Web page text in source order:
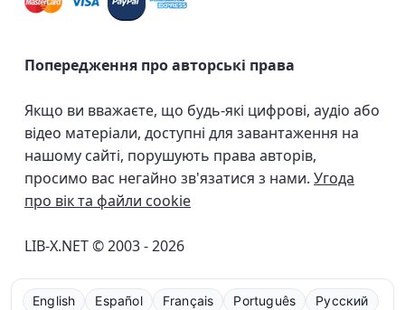
Попередження про авторські права
Якщо ви вважаєте, що будь-які цифрові, аудіо або
відео матеріали, доступні для завантаження на
нашому сайті, порушують права авторів,
просимо вас негайно зв'язатися з нами. Угода
про вік та файли cookie
LIB-X.NET © 2003 - 2026
English Español Français Português Русский